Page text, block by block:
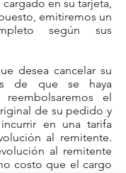
en su tarjeta,
emitiremos un
según sus
desea cancelar su
de que se haya
el
de su pedido y
en una tarifa
al remitente.
al remitente
costo que el cargo